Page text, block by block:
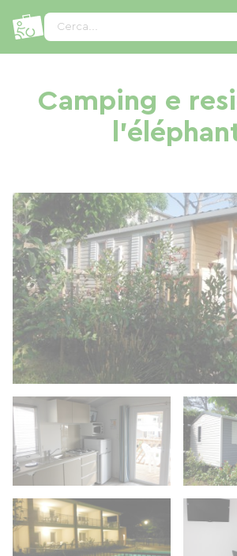
Cerca...
Camping e
Pannello di gestione dei cookies